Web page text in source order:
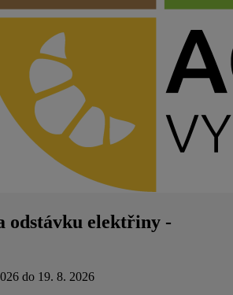
odstávku elektřiny -
do 19. 8. 2026